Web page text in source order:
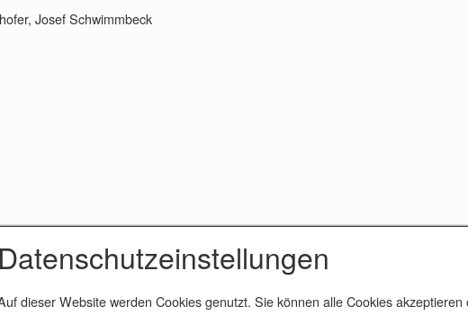
Josef Schwimmbeck
Datenschutzeinstellungen
dieser Website werden Cookies genutzt. Sie können alle Cookies akzeptieren